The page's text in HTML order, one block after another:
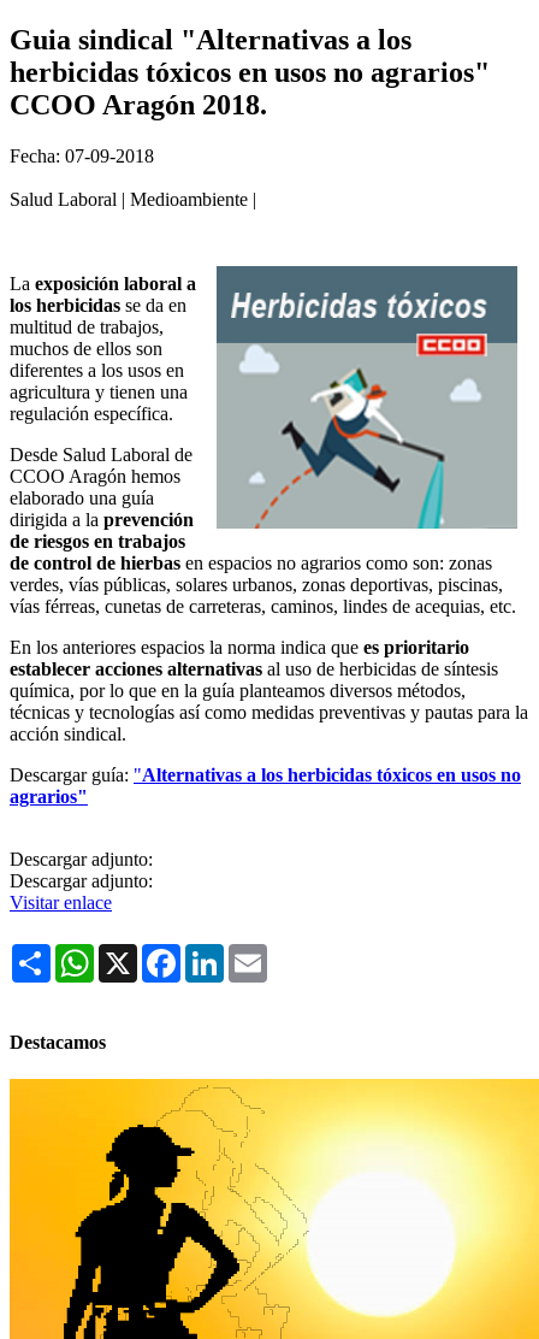
Guia sindical "Alternativas a los
herbicidas tóxicos en usos no agrarios"
CCOO Aragón 2018.
Fecha: 07-09-2018
Salud Laboral | Medioambiente |
La exposición laboral a
los herbicidas se da en
multitud de trabajos,
muchos de ellos son
diferentes a los usos en
agricultura y tienen una
regulación específica.
Desde Salud Laboral de
CCOO Aragón hemos
elaborado una guía
dirigida a la prevención
de riesgos en trabajos
de control de hierbas en espacios no agrarios como son: zonas
verdes, vías públicas, solares urbanos, zonas deportivas, piscinas,
vías férreas, cunetas de carreteras, caminos, lindes de acequias, etc.
En los anteriores espacios la norma indica que es prioritario
establecer acciones alternativas al uso de herbicidas de síntesis
química, por lo que en la guía planteamos diversos métodos,
técnicas y tecnologías así como medidas preventivas y pautas para la
acción sindical.
Descargar guía: "Alternativas a los herbicidas tóxicos en usos no
agrarios"
Descargar adjunto:
Descargar adjunto:
Visitar enlace
Share WhatsApp
X FacebookLinkedIn
Destacamos